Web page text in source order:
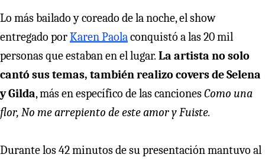
Lo más bailado y coreado de la noche, el show
entregado porKaren Paola conquistó a las 20 mil
personas que estaban en el lugar. La artista no solo
cantó sus temas, también realizo covers de Selena
y Gilda, más en específico de las cancionesComo una
flor, No me arrepiento de este amor y Fuiste.
Durante los 42 minutos de su presentación mantuvo al